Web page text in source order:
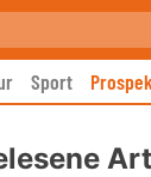
Sport